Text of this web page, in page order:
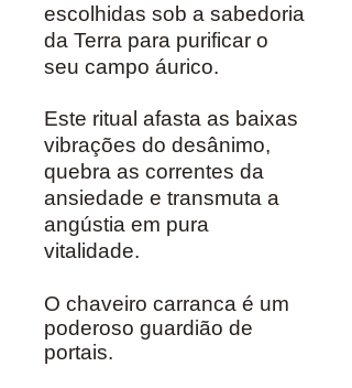
escolhidas sob a sabedoria
da Terra para purificar o
seu campo áurico.
Este ritual afasta as baixas
vibrações do desânimo,
quebra as correntes da
ansiedade e transmuta a
angústia em pura
vitalidade.
O chaveiro carranca é um
poderoso guardião de
portais.